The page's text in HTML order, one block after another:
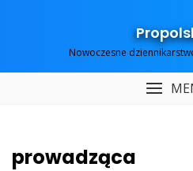
Nowoczesne
prowadząca